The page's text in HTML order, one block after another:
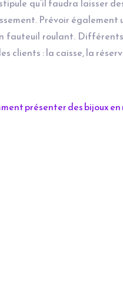
qu’il faudra laisser
Prévoir également
fauteuil roulant.
clients : la caisse, la
présenter des bijoux en